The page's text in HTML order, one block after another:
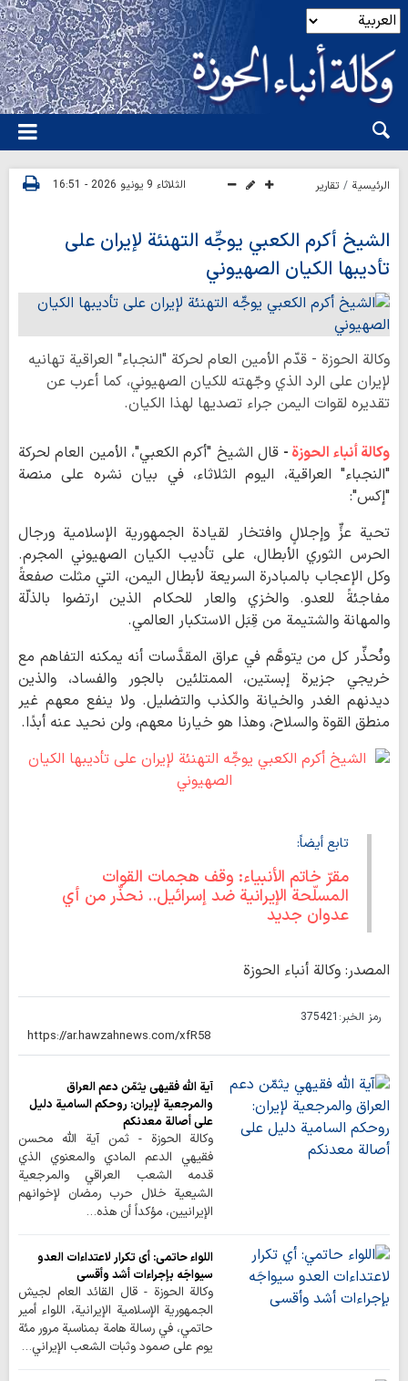
الرئيسية تقارير الثلاثاء 9 يونيو 2026 - 16:51
الشيخ أكرم الكعبي يوجِّه التهنئة لإيران على
تأديبها الكيان الصهيوني
وكالة الحوزة - قدّم الأمين العام لحركة "النجباء" العراقية تهانيه
لإيران على الرد الذي وجّهته للكيان الصهيوني، كما أعرب عن
تقديره لقوات اليمن جراء تصديها لهذا الكيان.
وكالة أنباء الحوزة - قال الشيخ "أكرم الكعبي"، الأمين العام لحركة
"النجباء" العراقية، اليوم الثلاثاء، في بيان نشره على منصة
"إكس":
تحية عزٍّ وإجلالٍ وافتخار لقيادة الجمهورية الإسلامية ورجال
الحرس الثوري الأبطال، على تأديب الكيان الصهيوني المجرم.
وكل الإعجاب بالمبادرة السريعة لأبطال اليمن، التي مثلت صفعةً
مفاجئةً للعدو. والخزي والعار للحكام الذين ارتضوا بالذلّة
والمهانة والشتيمة من قِبَل الاستكبار العالمي.
ونُحذِّر كل من يتوهَّم في عراق المقدَّسات أنه يمكنه التفاهم مع
خريجي جزيرة إبستين، الممتلئين بالجور والفساد، والذين
ديدنهم الغدر والخيانة والكذب والتضليل. ولا ينفع معهم غير
منطق القوة والسلاح، وهذا هو خيارنا معهم، ولن نحيد عنه أبدًا.
تابع أيضاً:
مقرّ خاتم الأنبياء: وقف هجمات القوات
المسلّحة الإيرانية ضد إسرائيل.. نحذّر من أي
عدوان جديد
المصدر: وكالة أنباء الحوزة
رمز الخبر: 375421
آية الله فقيهي يثمّن دعم العراق
والمرجعية لإيران: روحكم السامية دليل
على أصالة معدنكم
وكالة الحوزة - ثمن آية الله محسن
فقيهي الدعم المادي والمعنوي الذي
قدمه الشعب العراقي والمرجعية
الشيعية خلال حرب رمضان لإخوانهم
الإيرانيين، مؤكداً أن هذه…
اللواء حاتمي: أي تكرار لاعتداءات العدو
سيواجَه بإجراءات أشد وأقسى
وكالة الحوزة - قال القائد العام لجيش
الجمهورية الإسلامية الإيرانية، اللواء أمير
حاتمي، في رسالة هامة بمناسبة مرور مئة
يوم على صمود وثبات الشعب الإيراني…